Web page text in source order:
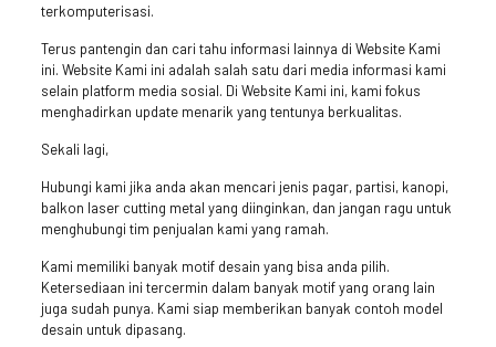
terkomputerisasi.
Terus pantengin dan cari tahu informasi lainnya di Website Kami
ini. Website Kami ini adalah salah satu dari media informasi kami
selain platform media sosial. Di Website Kami ini, kami fokus
menghadirkan update menarik yang tentunya berkualitas.
Sekali lagi,
Hubungi kami jika anda akan mencari jenis pagar, partisi, kanopi,
balkon laser cutting metal yang diinginkan, dan jangan ragu untuk
menghubungi tim penjualan kami yang ramah.
Kami memiliki banyak motif desain yang bisa anda pilih.
Ketersediaan ini tercermin dalam banyak motif yang orang lain
juga sudah punya. Kami siap memberikan banyak contoh model
desain untuk dipasang.